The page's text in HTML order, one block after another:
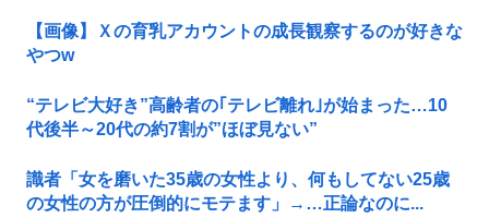
【画像】Ｘの育乳アカウントの成長観察するのが好きな
やつw
“テレビ大好き”高齢者の｢テレビ離れ｣が始まった…10
代後半～20代の約7割が”ほぼ見ない”
識者「女を磨いた35歳の女性より、何もしてない25歳
の女性の方が圧倒的にモテます」→…正論なのに...